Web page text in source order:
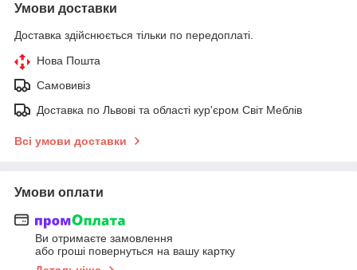
Умови доставки
Доставка здійснюється тільки по передоплаті.
Нова Пошта
Самовивіз
Доставка по Львові та області кур'єром Світ Меблів
Всі умови доставки
Умови оплати
Ви отримаєте замовлення
або гроші повернуться на вашу картку